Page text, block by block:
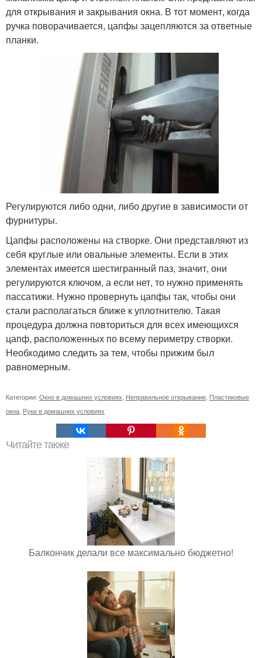
для открывания и закрывания окна. В тот момент, когда
ручка поворачивается, цапфы зацепляются за ответные
планки.
Регулируются либо одни, либо другие в зависимости от
фурнитуры.
Цапфы расположены на створке. Они представляют из
себя круглые или овальные элементы. Если в этих
элементах имеется шестигранный паз, значит, они
регулируются ключом, а если нет, то нужно применять
пассатижи. Нужно провернуть цапфы так, чтобы они
стали располагаться ближе к уплотнителю. Такая
процедура должна повториться для всех имеющихся
цапф, расположенных по всему периметру створки.
Необходимо следить за тем, чтобы прижим был
равномерным.
Категории: Окно в домашних условиях Неправильное открывание Пластиковые
окна Руки в домашних условиях
Читайте также
Балкончик делали все максимально бюджетно!